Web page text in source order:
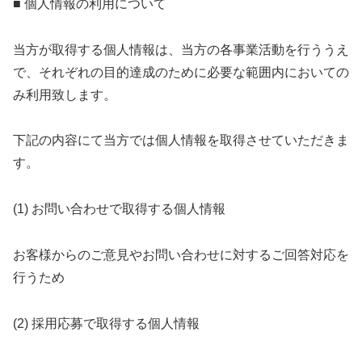
■ 個人情報の利用について
当方が取得する個人情報は、当方の各事業活動を行ううえ
で、それぞれの目的達成のために必要な範囲内においての
み利用致します。
下記の内容にて当方では個人情報を取得させていただきま
す。
(1) お問い合わせで取得する個人情報
お客様からのご意見やお問い合わせに対するご回答対応を
行うため
(2) 採用応募で取得する個人情報